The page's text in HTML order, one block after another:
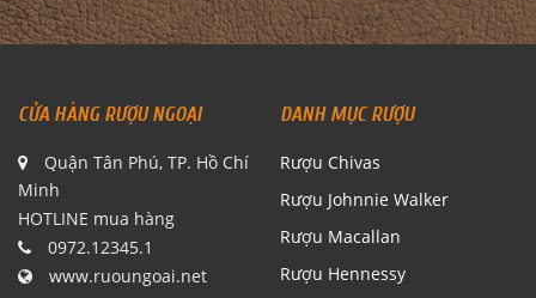
CỬA HÀNG RƯỢU NGOẠI
Quận Tân Phú, TP. Hồ Chí
Minh
HOTLINE mua hàng
0972.12345.1
www.ruoungoai.net
DANH MỤC RƯỢU
Rượu Chivas
Rượu Johnnie Walker
Rượu Macallan
Rượu Hennessy